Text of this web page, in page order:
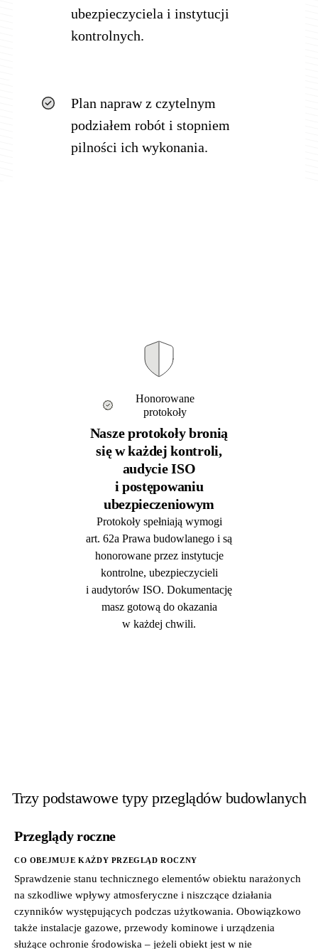
ubezpieczyciela i instytucji
kontrolnych.
Plan napraw z czytelnym
podziałem robót i stopniem
pilności ich wykonania.
Honorowane
protokoły
Nasze protokoły bronią
się w każdej kontroli,
audycie ISO
i postępowaniu
ubezpieczeniowym
Protokoły spełniają wymogi
art. 62a Prawa budowlanego i są
honorowane przez instytucje
kontrolne, ubezpieczycieli
i audytorów ISO. Dokumentację
masz gotową do okazania
w każdej chwili.
Trzy podstawowe typy przeglądów budowlanych
Przeglądy roczne
CO OBEJMUJE KAŻDY PRZEGLĄD ROCZNY
Sprawdzenie stanu technicznego elementów obiektu narażonych
na szkodliwe wpływy atmosferyczne i niszczące działania
czynników występujących podczas użytkowania. Obowiązkowo
także instalacje gazowe, przewody kominowe i urządzenia
służące ochronie środowiska – jeżeli obiekt jest w nie